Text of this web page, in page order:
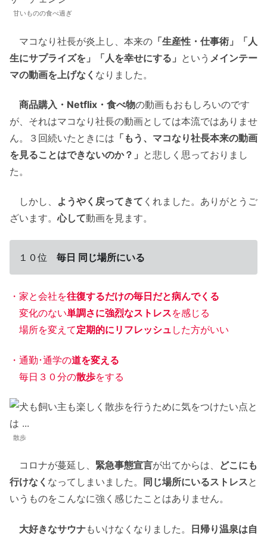
甘いものの食べ過ぎ
マコなり社長が炎上し、本来の 「生産性・仕事術」「人
生にサプライズを」「人を幸せにする」 という メインテー
マの動画を上げなく なりました。
商品購入・Netflix・食べ物の動画もおもしろいのです
が、それはマコなり社長の動画としては本流ではありませ
ん。３回続いたときには 「もう、マコなり社長本来の動画
を見ることはできないのか？」 と悲しく思っておりまし
た。
しかし、 ようやく戻ってきて くれました。ありがとうご
ざいます。心して動画を見ます。
１０位 毎日 同じ場所にいる
・家と会社を往復するだけの毎日だと病んでくる
変化のない単調さに強烈なストレスを感じる
場所を変えて定期的にリフレッシュ した方がいい
・通勤･通学の道を変える
毎日３０分の散歩をする
散歩
コロナが蔓延し、 緊急事態宣言が出てからは、 どこにも
行けなく なってしまいました。 同じ場所にいるストレスと
いうものをこんなに強く感じたことはありません。
大好きなサウナもいけなくなりました。 日帰り温泉は自